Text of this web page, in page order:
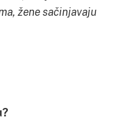
žene sačinjavaju